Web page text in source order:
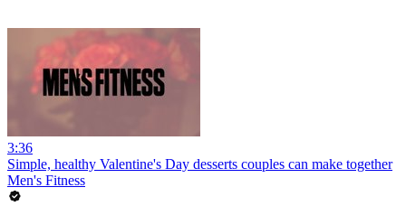
3:36
Simple, healthy Valentine's Day desserts couples can make together
Men's Fitness